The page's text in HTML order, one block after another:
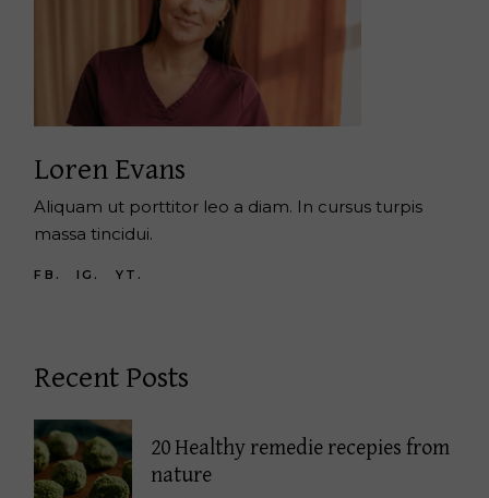
Loren Evans
Aliquam ut porttitor leo a diam. In cursus turpis
massa tincidui.
FB. IG. YT.
Recent Posts
20 Healthy remedie recepies from
nature